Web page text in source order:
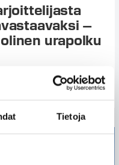
Tietoja
–
urapolku